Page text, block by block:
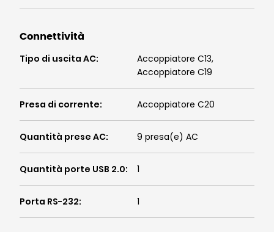
Connettività
Tipo di uscita AC:
Accoppiatore C13,
Accoppiatore C19
Presa di corrente: Accoppiatore C20
Quantità prese AC: 9 presa(e) AC
Quantità porte USB 2.0: 1
Porta RS-232: 1